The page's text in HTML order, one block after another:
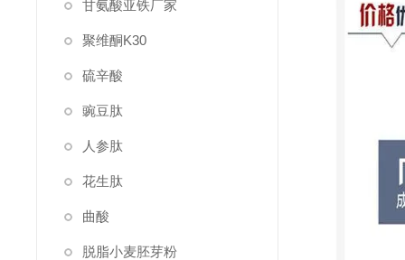
甘氨酸亚铁厂家
聚维酮K30
硫辛酸
豌豆肽
人参肽
花生肽
曲酸
脱脂小麦胚芽粉